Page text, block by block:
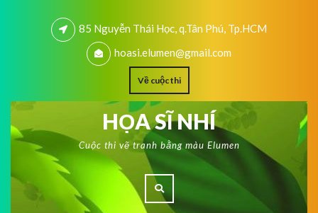
85 Nguyễn Thái Học, q.Tân Phú, Tp.HCM
hoasi.elumen@gmail.com
Về cuộc thi
HỌA SĨ NHÍ
Cuộc thi vẽ tranh bằng màu Elumen